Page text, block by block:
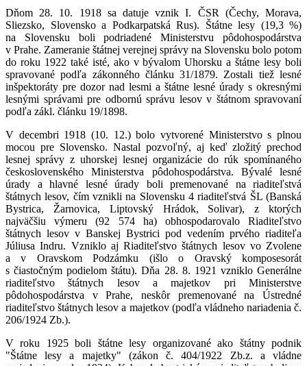
Dňom 28. 10. 1918 sa datuje vznik I. ČSR (Čechy, Morava,
Sliezsko, Slovensko a Podkarpatská Rus). Štátne lesy (19,3 %)
na Slovensku boli podriadené Ministerstvu pôdohospodárstva
v Prahe. Zameranie štátnej verejnej správy na Slovensku bolo potom
do roku 1922 také isté, ako v bývalom Uhorsku a štátne lesy boli
spravované podľa zákonného článku 31/1879. Zostali tiež lesné
inšpektoráty pre dozor nad lesmi a štátne lesné úrady s okresnými
lesnými správami pre odbornú správu lesov v štátnom spravovaní
podľa zákl. článku 19/1898.
V decembri 1918 (10. 12.) bolo vytvorené Ministerstvo s plnou
mocou pre Slovensko. Nastal pozvoľný, aj keď zložitý prechod
lesnej správy z uhorskej lesnej organizácie do rúk spomínaného
československého Ministerstva pôdohospodárstva. Bývalé lesné
úrady a hlavné lesné úrady boli premenované na riaditeľstvá
štátnych lesov, čím vznikli na Slovensku 4 riaditeľstvá ŠL (Banská
Bystrica, Žarnovica, Liptovský Hrádok, Solivar), z ktorých
najväčšiu výmeru (92 574 ha) obhospodarovalo Riaditeľstvo
štátnych lesov v Banskej Bystrici pod vedením prvého riaditeľa
Júliusa Indru. Vzniklo aj Riaditeľstvo štátnych lesov vo Zvolene
a v Oravskom Podzámku (išlo o Oravský komposesorát
s čiastočným podielom štátu). Dňa 28. 8. 1921 vzniklo Generálne
riaditeľstvo štátnych lesov a majetkov pri Ministerstve
pôdohospodárstva v Prahe, neskôr premenované na Ústredné
riaditeľstvo štátnych lesov a majetkov (podľa vládneho nariadenia č.
206/1924 Zb.).
V roku 1925 boli štátne lesy organizované ako štátny podnik
"Štátne lesy a majetky" (zákon č. 404/1922 Zb.z. a vládne